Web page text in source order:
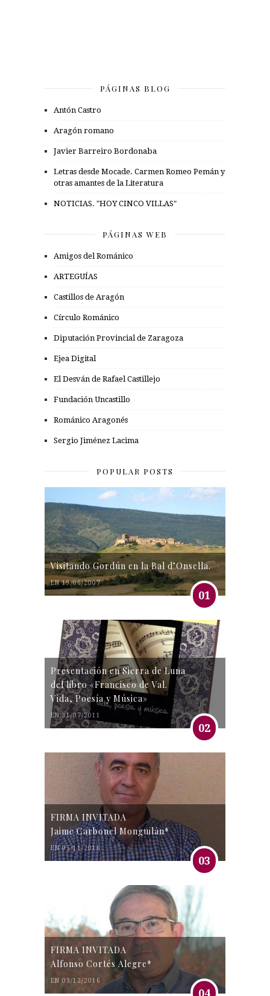
PÁGINAS BLOG
Antón Castro
Aragón romano
Javier Barreiro Bordonaba
Letras desde Mocade. Carmen Romeo Pemán y
otras amantes de la Literatura
NOTICIAS. "HOY CINCO VILLAS"
PÁGINAS WEB
Amigos del Románico
ARTEGUÍAS
Castillos de Aragón
Círculo Románico
Diputación Provincial de Zaragoza
Ejea Digital
El Desván de Rafael Castillejo
Fundación Uncastillo
Románico Aragonés
Sergio Jiménez Lacima
POPULAR POSTS
Visitando Gordún en la Bal d’Onsella.
EN 19/06/2007
01
Presentación en Sierra de Luna
del libro «Francisco de Val.
Vida, Poesía y Música»
EN 31/07/2011
02
FIRMA INVITADA
Jaime Carbonel Monguilán*
EN 05/11/2016
03
FIRMA INVITADA
Alfonso Cortés Alegre*
EN 03/12/2016
04